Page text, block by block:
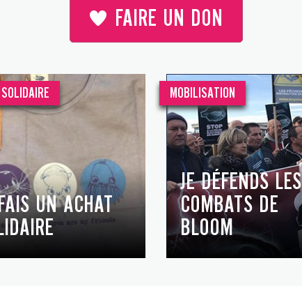
FAIRE UN DON
UN ACHAT
MOBILISATION
JE DÉFENDS LES
COMBATS DE
BLOOM